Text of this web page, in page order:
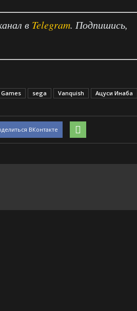
в Telegram. Подпишись,
sega Vanquish Ацуси Инаба
ВКонтакте